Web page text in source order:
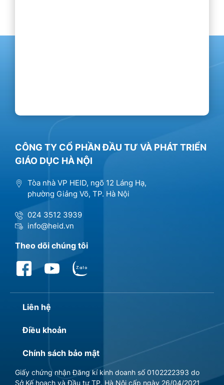
CÔNG TY CỔ PHẦN ĐẦU TƯ VÀ PHÁT TRIỂN
GIÁO DỤC HÀ NỘI
Tòa nhà VP HEID, ngõ 12 Láng Hạ,
phường Giảng Võ, TP. Hà Nội
024 3512 3939
info@heid.vn
Theo dõi chúng tôi
Liên hệ
Điều khoản
Chính sách bảo mật
Giấy chứng nhận Đăng kí kinh doanh số 0102222393 do
Sở Kế hoạch và Đầu tư TP. Hà Nội cấp ngày 26/04/2021